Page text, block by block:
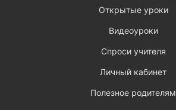
Открытые уроки
Видеоуроки
Спроси учителя
Личный кабинет
Полезное родителям